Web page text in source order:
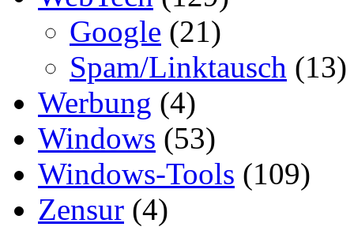
Google (21)
Spam/Linktausch (13)
Werbung (4)
Windows (53)
Windows-Tools (109)
Zensur (4)